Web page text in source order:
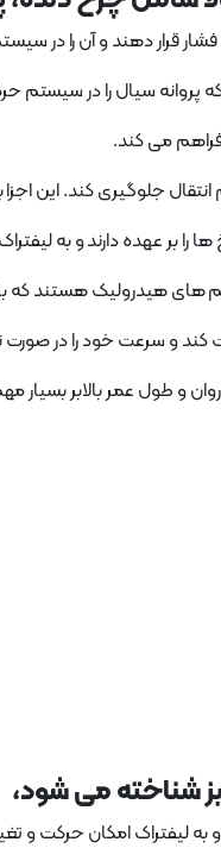
قرار دهند و آن را در
که پروانه سیال را در
فراهم می کند.
جلوگیری کند. این اجزا
ها را بر عهده دارند و به
هیدرولیک هستند که برای
کند و سرعت خود را در صورت
و طول عمر بالابر بسیار
شناخته می شود،
به لیفتراک امکان حرکت و